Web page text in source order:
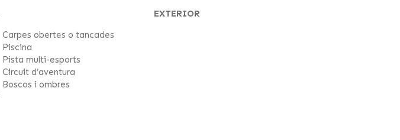
EXTERIOR
Carpes obertes o tancades
Piscina
Pista multi-esports
Circuit d’aventura
Boscos i ombres